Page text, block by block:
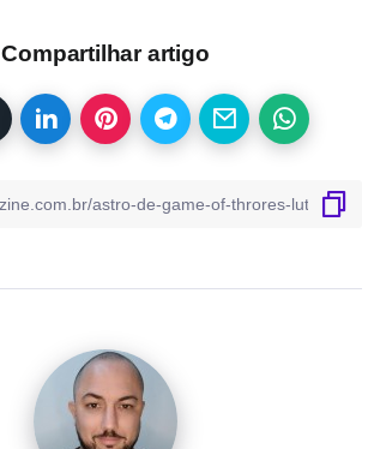
Compartilhar artigo